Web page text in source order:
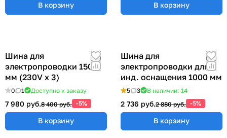
В корзину В корзину
Шина для
электропроводки 1500
мм (230V x 3)
0 1 Доступно к заказу
7 980 руб.8 400 руб. -5%
В корзину
Шина для
электропроводки для
инд. оснащения 1000 мм
5 3 В наличии: 14
2 736 руб.2 880 руб. -5%
В корзину